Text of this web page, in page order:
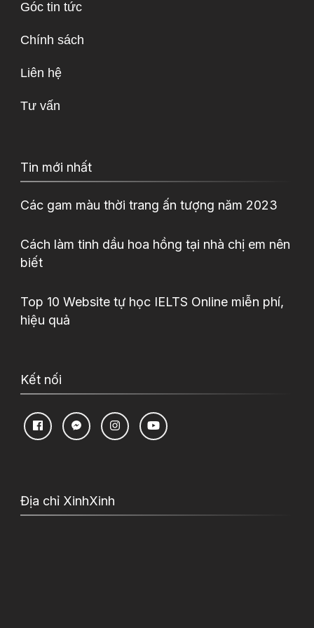
Góc tin tức
Chính sách
Liên hệ
Tư vấn
Tin mới nhất
Các gam màu thời trang ấn tượng năm 2023
Cách làm tinh dầu hoa hồng tại nhà chị em nên
biết
Top 10 Website tự học IELTS Online miễn phí,
hiệu quả
Kết nối
Địa chỉ XinhXinh